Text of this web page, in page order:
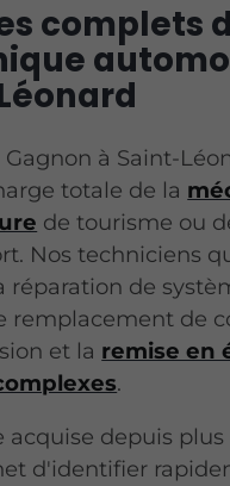
complets
Gagnon à Saint-
totale de la
de tourisme ou
Nos techniciens
réparation de
remplacement de
et la remise en
.
acquise depuis plus
d'identifier